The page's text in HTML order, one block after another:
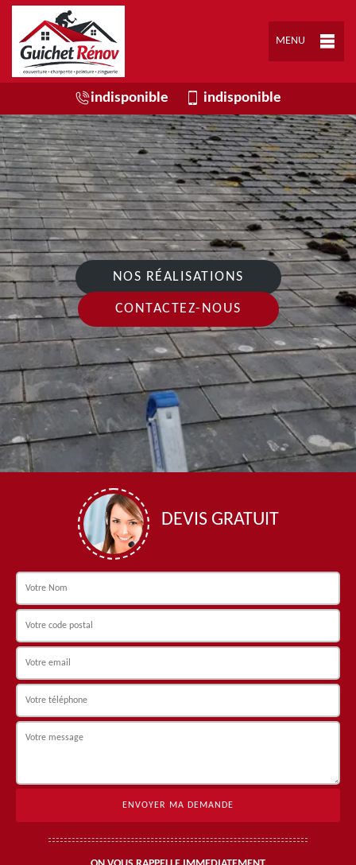
MENU
indisponible indisponible
NOS RÉALISATIONS
CONTACTEZ-NOUS
DEVIS GRATUIT